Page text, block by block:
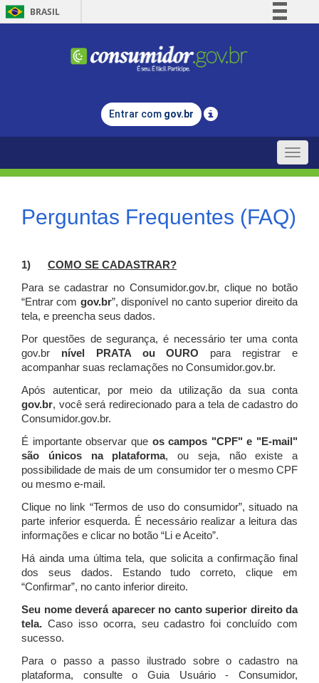
BRASIL
Comunica BR
Legislação
Entrar com gov.br
Toggle
Perguntas Frequentes (FAQ)
1) COMO SE CADASTRAR?
Para se cadastrar no Consumidor.gov.br, clique no botão
“Entrar com gov.br”, disponível no canto superior direito da
tela, e preencha seus dados.
Por questões de segurança, é necessário ter uma conta
gov.br nível PRATA ou OURO para registrar e
acompanhar suas reclamações no Consumidor.gov.br.
Após autenticar, por meio da utilização da sua conta
gov.br, você será redirecionado para a tela de cadastro do
Consumidor.gov.br.
É importante observar que os campos "CPF" e "E-mail"
são únicos na plataforma, ou seja, não existe a
possibilidade de mais de um consumidor ter o mesmo CPF
ou mesmo e-mail.
Clique no link “Termos de uso do consumidor”, situado na
parte inferior esquerda. É necessário realizar a leitura das
informações e clicar no botão “Li e Aceito”.
Há ainda uma última tela, que solicita a confirmação final
dos seus dados. Estando tudo correto, clique em
“Confirmar”, no canto inferior direito.
Seu nome deverá aparecer no canto superior direito da
tela. Caso isso ocorra, seu cadastro foi concluído com
sucesso.
Para o passo a passo ilustrado sobre o cadastro na
plataforma, consulte o Guia Usuário - Consumidor,